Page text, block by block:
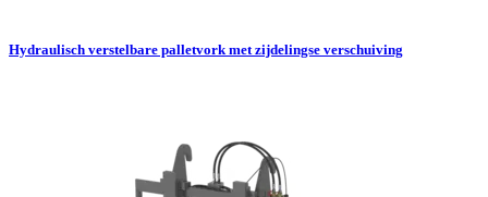
Hydraulisch verstelbare palletvork met zijdelingse verschuiving